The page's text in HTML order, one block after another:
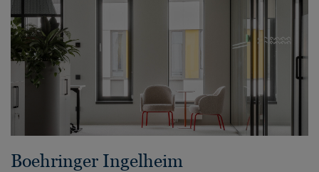
Boehringer Ingelheim